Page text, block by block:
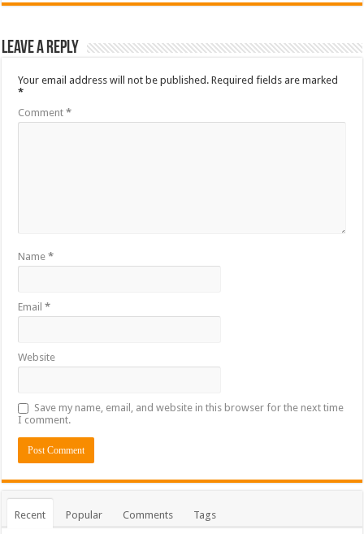
Leave a Reply
Your email address will not be published. Required fields are marked
*
Comment*
Name*
Email*
Website
Save my name, email, and website in this browser for the next time
I comment.
Recent Popular Comments Tags